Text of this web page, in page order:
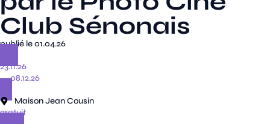
Club Sénonais
publié le 01.04.26
23.11.26
→ 08.12.26
Maison Jean Cousin
gratuit